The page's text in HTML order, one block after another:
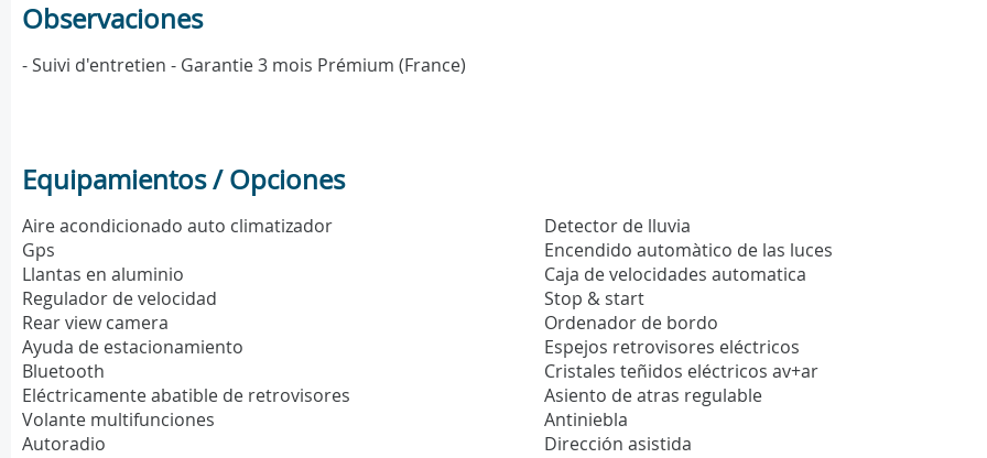
Observaciones
- Suivi d'entretien - Garantie 3 mois Prémium (France)
Equipamientos / Opciones
Aire acondicionado auto climatizador
Gps
Llantas en aluminio
Regulador de velocidad
Rear view camera
Ayuda de estacionamiento
Bluetooth
Eléctricamente abatible de retrovisores
Volante multifunciones
Autoradio
Detector de lluvia
Encendido automàtico de las luces
Caja de velocidades automatica
Stop & start
Ordenador de bordo
Espejos retrovisores eléctricos
Cristales teñidos eléctricos av+ar
Asiento de atras regulable
Antiniebla
Dirección asistida